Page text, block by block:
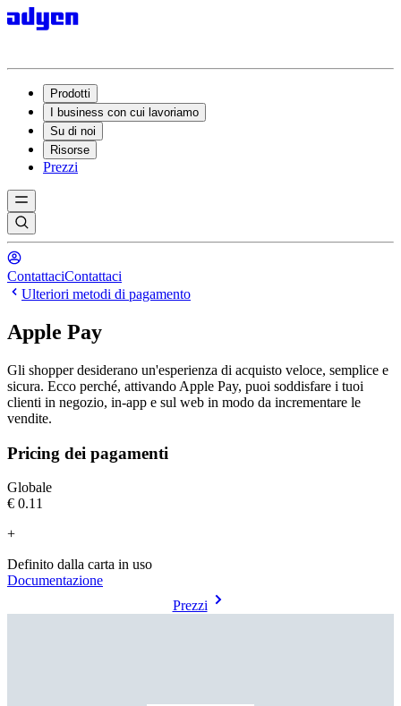
Prodotti
I business con cui lavoriamo
Su di noi
Risorse
Prezzi
ContattaciContattaci
Ulteriori metodi di pagamento
Apple Pay
Gli shopper desiderano un'esperienza di acquisto veloce, semplice e
sicura. Ecco perché, attivando Apple Pay, puoi soddisfare i tuoi
clienti in negozio, in-app e sul web in modo da incrementare le
vendite.
Pricing dei pagamenti
Globale
€0.11
+
Definito dalla carta in uso
Documentazione
Prezzi